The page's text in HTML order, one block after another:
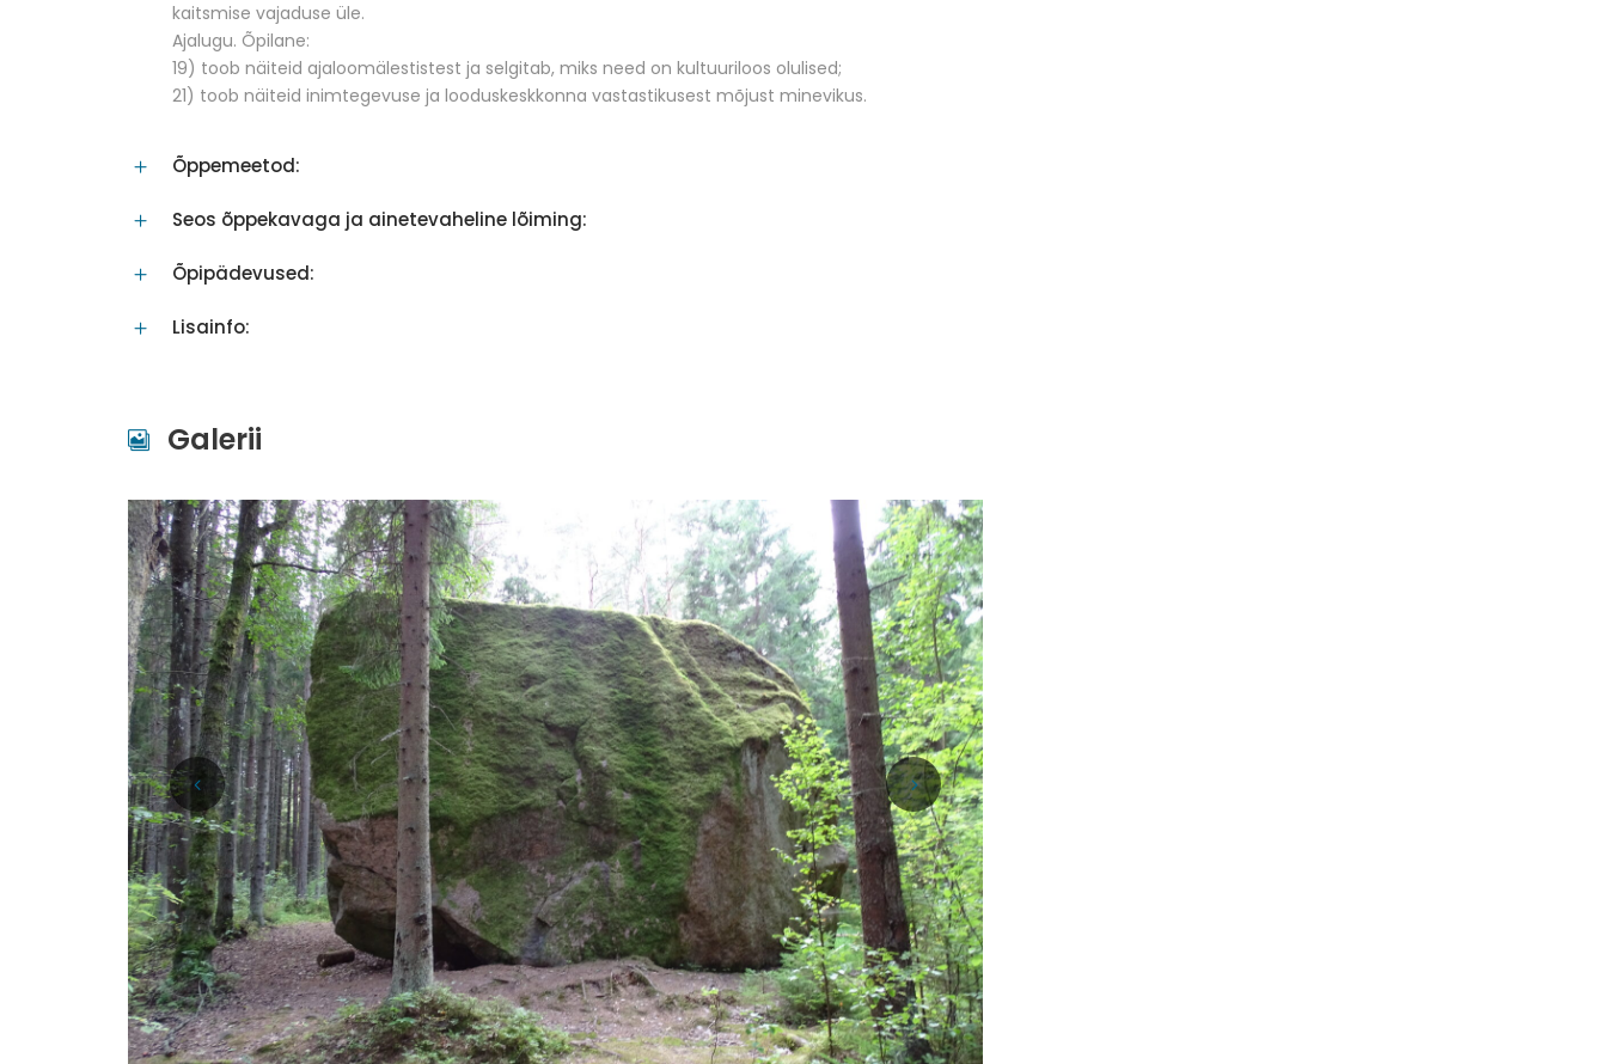
kaitsmise vajaduse üle.
Ajalugu. Õpilane:
19) toob näiteid ajaloomälestistest ja selgitab, miks need on kultuuriloos olulised;
21) toob näiteid inimtegevuse ja looduskeskkonna vastastikusest mõjust minevikus.
Õppemeetod:
Seos õppekavaga ja ainetevaheline lõiming:
Õpipädevused:
Lisainfo:
Galerii